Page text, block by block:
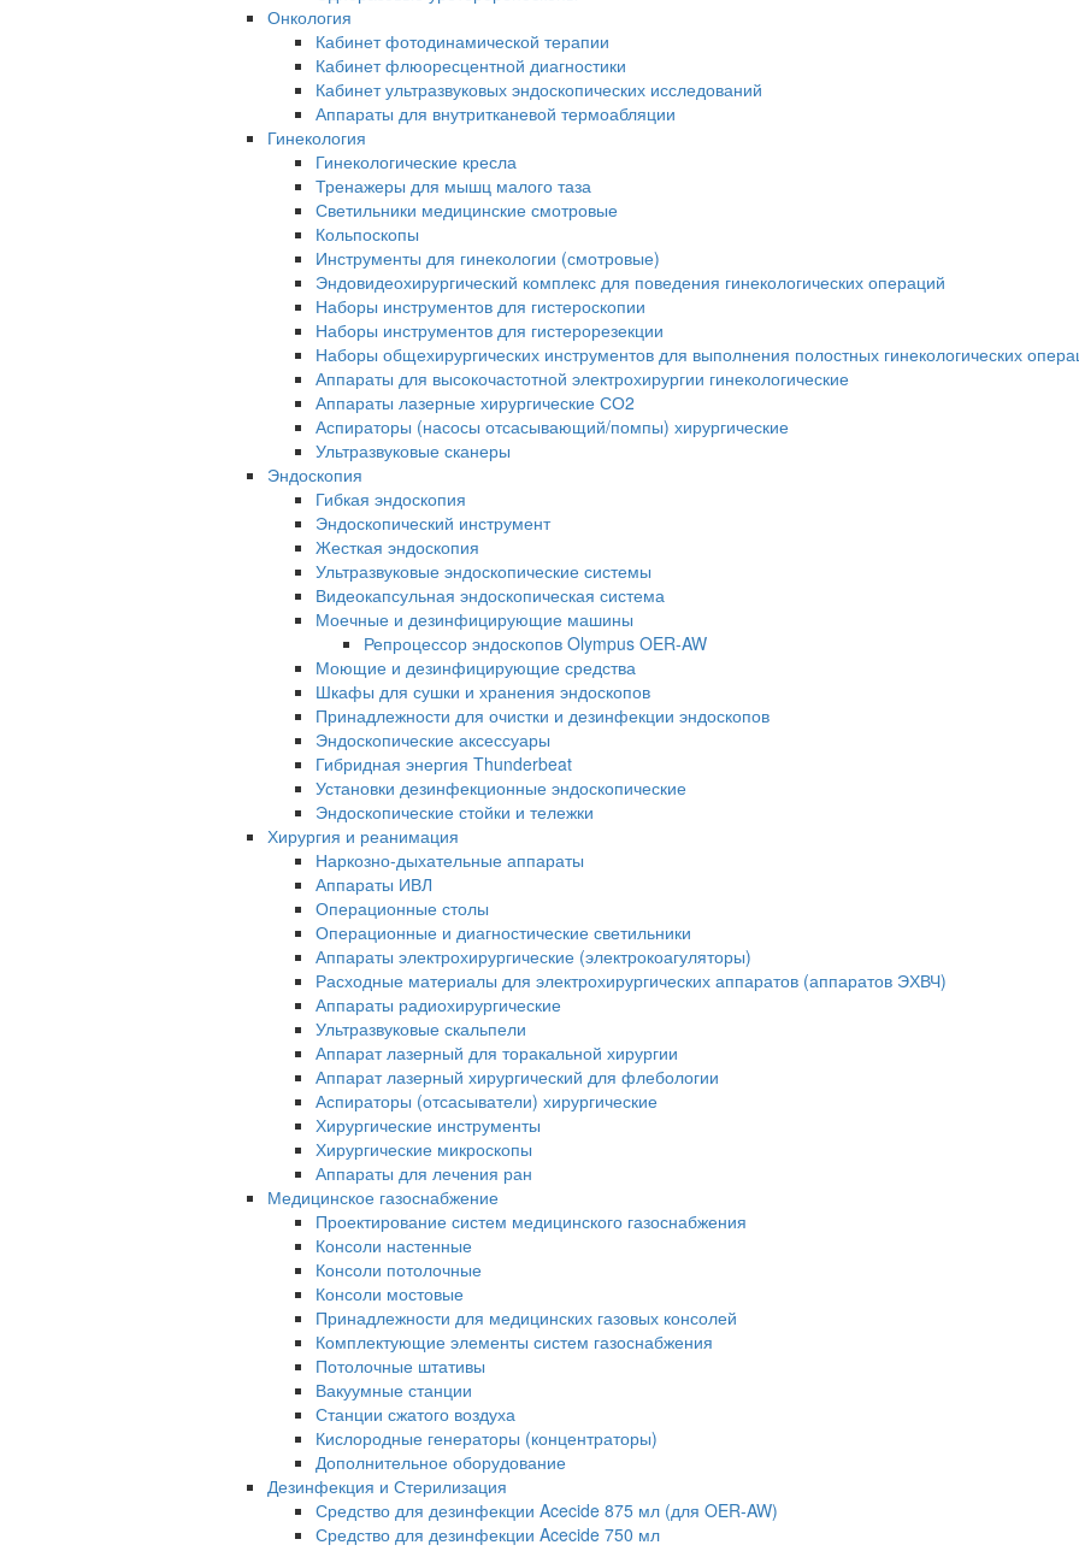
Онкология
Кабинет фотодинамической терапии
Кабинет флюоресцентной диагностики
Кабинет ультразвуковых эндоскопических исследований
Аппараты для внутритканевой термоабляции
Гинекология
Гинекологические кресла
Тренажеры для мышц малого таза
Светильники медицинские смотровые
Кольпоскопы
Инструменты для гинекологии (смотровые)
Эндовидеохирургический комплекс для поведения гинекологических операций
Наборы инструментов для гистероскопии
Наборы инструментов для гистерорезекции
Наборы общехирургических инструментов для выполнения полостных гинекологических
Аппараты для высокочастотной электрохирургии гинекологические
Аппараты лазерные хирургические СО2
Аспираторы (насосы отсасывающий/помпы) хирургические
Ультразвуковые сканеры
Эндоскопия
Гибкая эндоскопия
Эндоскопический инструмент
Жесткая эндоскопия
Ультразвуковые эндоскопические системы
Видеокапсульная эндоскопическая система
Моечные и дезинфицирующие машины
Репроцессор эндоскопов Olympus OER-AW
Моющие и дезинфицирующие средства
Шкафы для сушки и хранения эндоскопов
Принадлежности для очистки и дезинфекции эндоскопов
Эндоскопические аксессуары
Гибридная энергия Thunderbeat
Установки дезинфекционные эндоскопические
Эндоскопические стойки и тележки
Хирургия и реанимация
Наркозно-дыхательные аппараты
Аппараты ИВЛ
Операционные столы
Операционные и диагностические светильники
Аппараты электрохирургические (электрокоагуляторы)
Расходные материалы для электрохирургических аппаратов (аппаратов ЭХВЧ)
Аппараты радиохирургические
Ультразвуковые скальпели
Аппарат лазерный для торакальной хирургии
Аппарат лазерный хирургический для флебологии
Аспираторы (отсасыватели) хирургические
Хирургические инструменты
Хирургические микроскопы
Аппараты для лечения ран
Медицинское газоснабжение
Проектирование систем медицинского газоснабжения
Консоли настенные
Консоли потолочные
Консоли мостовые
Принадлежности для медицинских газовых консолей
Комплектующие элементы систем газоснабжения
Потолочные штативы
Вакуумные станции
Станции сжатого воздуха
Кислородные генераторы (концентраторы)
Дополнительное оборудование
Дезинфекция и Стерилизация
Средство для дезинфекции Acecide 875 мл (для OER-AW)
Средство для дезинфекции Acecide 750 мл